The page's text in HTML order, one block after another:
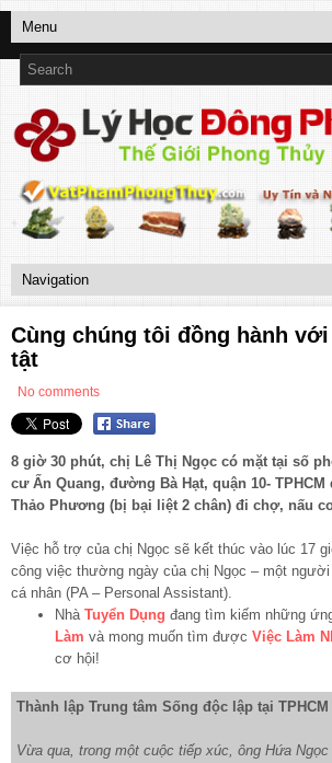
Cùng chúng tôi đồng hành
tật
No comments
8 giờ 30 phút, chị Lê Thị Ngọc có mặt tại số
cư Ấn Quang, đường Bà Hạt, quận 10-
Thảo Phương (bị bại liệt 2 chân) đi chợ, nấu
Việc hỗ trợ của chị Ngọc sẽ kết thúc vào lúc 17
công việc thường ngày của chị Ngọc – một
cá nhân (PA – Personal Assistant).
Nhà Tuyển Dụng đang tìm kiếm những
Làm và mong muốn tìm được Việc Làm
cơ hội!
Thành lập Trung tâm Sống độc lập tại TPHCM
Vừa qua, trong một cuộc tiếp xúc, ông Hứa